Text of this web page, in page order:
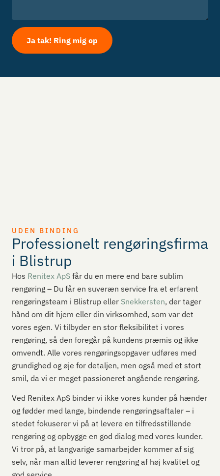
Please
leave
this
field
UDEN BINDING
Professionelt rengøringsfirma
i Blistrup
Hos Renitex ApS får du en mere end bare sublim
rengøring – Du får en suveræn service fra et erfarent
rengøringsteam i Blistrup eller Snekkersten, der tager
hånd om dit hjem eller din virksomhed, som var det
vores egen. Vi tilbyder en stor fleksibilitet i vores
rengøring, så den foregår på kundens præmis og ikke
omvendt. Alle vores rengøringsopgaver udføres med
grundighed og øje for detaljen, men også med et stort
smil, da vi er meget passioneret angående rengøring.
Ved Renitex ApS binder vi ikke vores kunder på hænder
og fødder med lange, bindende rengøringsaftaler – i
stedet fokuserer vi på at levere en tilfredsstillende
rengøring og opbygge en god dialog med vores kunder.
Vi tror på, at langvarige samarbejder kommer af sig
selv, når man altid leverer rengøring af høj kvalitet og